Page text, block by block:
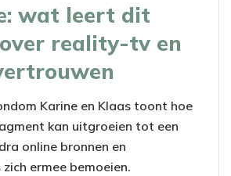
wat leert dit
reality-tv en
Karine en Klaas toont hoe
kan uitgroeien tot een
online bronnen en
ermee bemoeien.